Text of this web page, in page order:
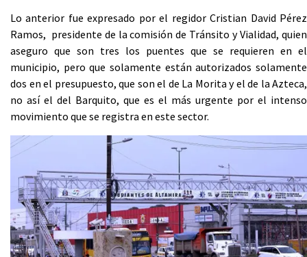
Lo anterior fue expresado por el regidor Cristian David Pérez
Ramos, presidente de la comisión de Tránsito y Vialidad, quien
aseguro que son tres los puentes que se requieren en el
municipio, pero que solamente están autorizados solamente
dos en el presupuesto, que son el de La Morita y el de la Azteca,
no así el del Barquito, que es el más urgente por el intenso
movimiento que se registra en este sector.